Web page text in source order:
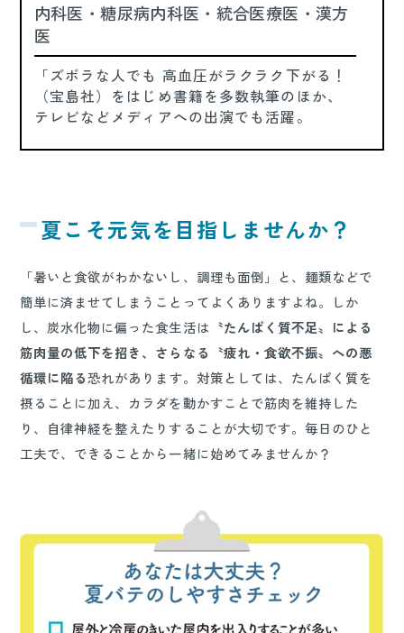
内科医・糖尿病内科医・統合医療医・漢方
医
「ズボラな人でも 高血圧がラクラク下がる！
（宝島社）をはじめ書籍を多数執筆のほか、
テレビなどメディアへの出演でも活躍。
夏こそ元気を目指しませんか？
「暑いと食欲がわかないし、調理も面倒」と、麺類などで
簡単に済ませてしまうことってよくありますよね。しか
し、炭水化物に偏った食生活は 〝たんぱく質不足〟による
筋肉量の低下を招き、さらなる〝疲れ・食欲不振〟への悪
循環に陥る恐れがあります。対策としては、たんぱく質を
摂ることに加え、カラダを動かすことで筋肉を維持した
り、自律神経を整えたりすることが大切です。毎日のひと
工夫で、できることから一緒に始めてみませんか？